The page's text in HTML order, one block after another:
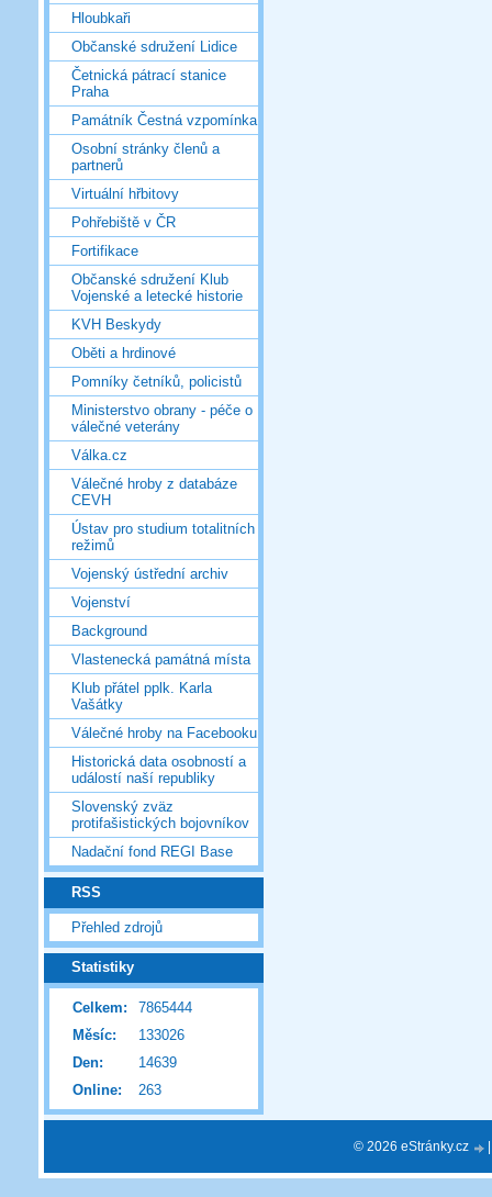
Hloubkaři
Občanské sdružení Lidice
Četnická pátrací stanice
Praha
Památník Čestná vzpomínka
Osobní stránky členů a
partnerů
Virtuální hřbitovy
Pohřebiště v ČR
Fortifikace
Občanské sdružení Klub
Vojenské a letecké historie
KVH Beskydy
Oběti a hrdinové
Pomníky četníků, policistů
Ministerstvo obrany - péče o
válečné veterány
Válka.cz
Válečné hroby z databáze
CEVH
Ústav pro studium totalitních
režimů
Vojenský ústřední archiv
Vojenství
Background
Vlastenecká památná místa
Klub přátel pplk. Karla
Vašátky
Válečné hroby na Facebooku
Historická data osobností a
událostí naší republiky
Slovenský zväz
protifašistických bojovníkov
Nadační fond REGI Base
RSS
Přehled zdrojů
Statistiky
Online: 263
Celkem:
7865444
Měsíc:
133026
Den:
14639
© 2026 eStránky.cz